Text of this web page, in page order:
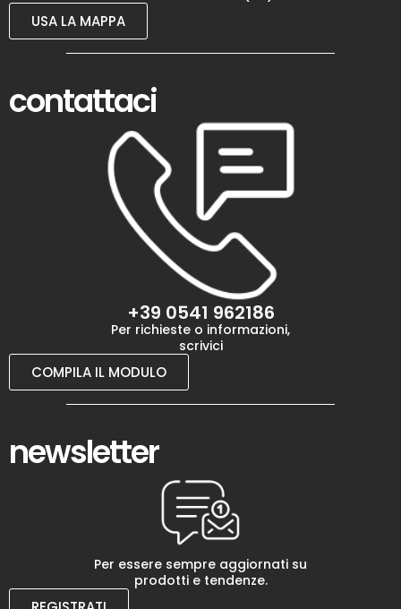
USA LA MAPPA
contattaci
+39 0541 962186
Per richieste o informazioni,
scrivici
COMPILA IL MODULO
newsletter
Per essere sempre aggiornati su
prodotti e tendenze.